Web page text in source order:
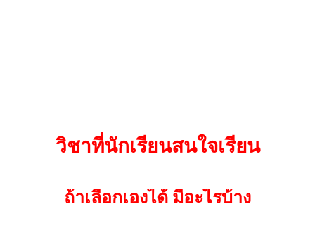
วิชาที่นักเรียนสนใจเรียน
ถ้าเลือกเองได้ มีอะไรบ้าง